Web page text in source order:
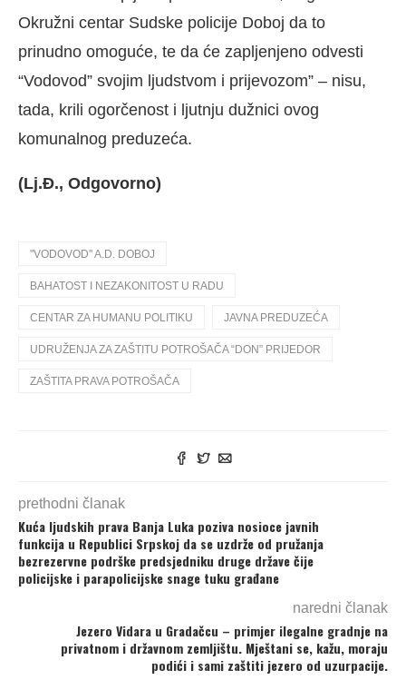
Okružni centar Sudske policije Doboj da to
prinudno omoguće, te da će zapljenjeno odvesti
“Vodovod” svojim ljudstvom i prijevozom” – nisu,
tada, krili ogorčenost i ljutnju dužnici ovog
komunalnog preduzeća.
(Lj.Đ., Odgovorno)
"VODOVOD" A.D. DOBOJ
BAHATOST I NEZAKONITOST U RADU
CENTAR ZA HUMANU POLITIKU JAVNA PREDUZEĆA
UDRUŽENJA ZA ZAŠTITU POTROŠAČA “DON” PRIJEDOR
ZAŠTITA PRAVA POTROŠAČA
prethodni članak
Kuća ljudskih prava Banja Luka poziva nosioce javnih
funkcija u Republici Srpskoj da se uzdrže od pružanja
bezrezervne podrške predsjedniku druge države čije
policijske i parapolicijske snage tuku građane
naredni članak
Jezero Vidara u Gradačcu – primjer ilegalne gradnje na
privatnom i državnom zemljištu. Mještani se, kažu, moraju
podići i sami zaštiti jezero od uzurpacije.